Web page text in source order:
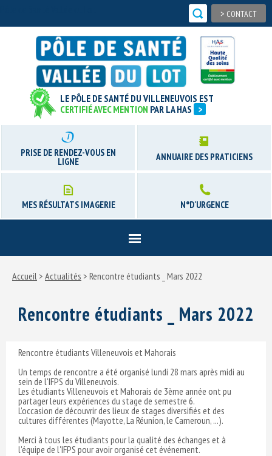
> CONTACT
LE PÔLE DE SANTÉ DU VILLENEUVOIS EST
CERTIFIÉ AVEC MENTION PAR LA HAS >
PRISE DE RENDEZ-VOUS EN
LIGNE ANNUAIRE DES PRATICIENS
MES RÉSULTATS IMAGERIE N°D'URGENCE
Accueil> Actualités > Rencontre étudiants _ Mars 2022
Rencontre étudiants _ Mars 2022
Rencontre étudiants Villeneuvois et Mahorais
Un temps de rencontre a été organisé lundi 28 mars après midi au
sein de l'IFPS du Villeneuvois.
Les étudiants Villeneuvois et Mahorais de 3ème année ont pu
partager leurs expériences du stage de semestre 6.
L'occasion de découvrir des lieux de stages diversifiés et des
cultures différentes (Mayotte, La Réunion, le Cameroun, ...).
Merci à tous les étudiants pour la qualité des échanges et à
l'équipe de l'IFPS pour avoir organisé cet événement.